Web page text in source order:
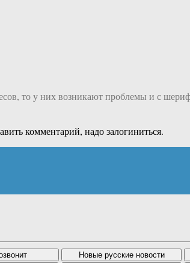
то у них возникают проблемы и с
комментарий, надо залогиниться.